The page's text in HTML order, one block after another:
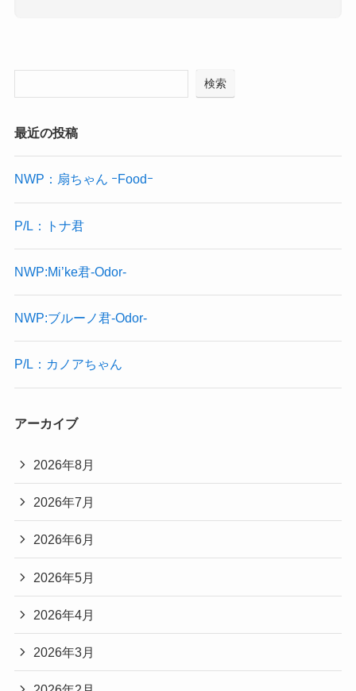
検索
最近の投稿
NWP：扇ちゃん ｰFoodｰ
P/L：トナ君
NWP:Mi’ke君-Odor-
NWP:ブルーノ君-Odor-
P/L：カノアちゃん
アーカイブ
2026年8月
2026年7月
2026年6月
2026年5月
2026年4月
2026年3月